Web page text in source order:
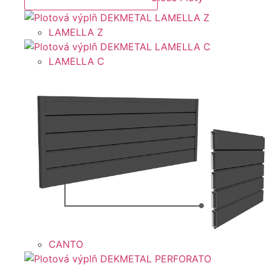
LAMELLA Z
LAMELLA C
CANTO